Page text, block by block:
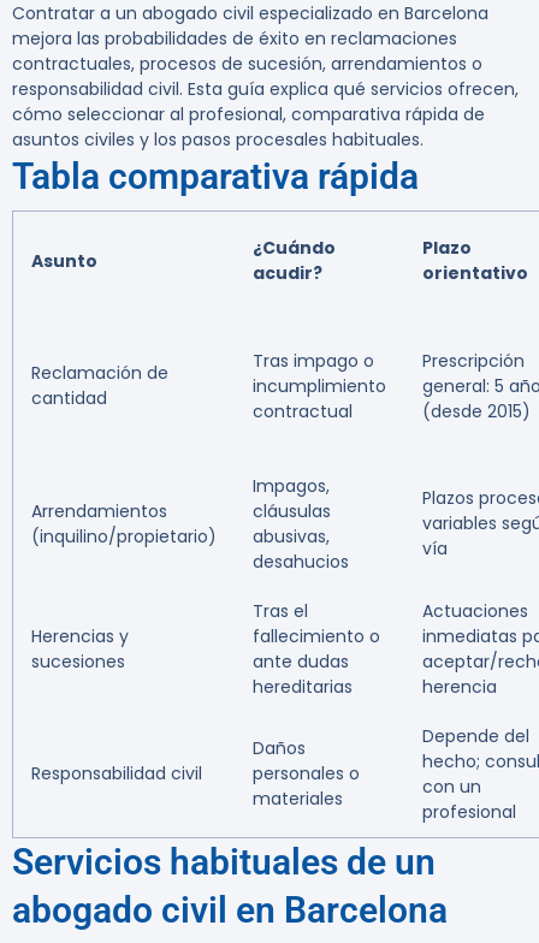
Contratar a un abogado civil especializado en Barcelona
mejora las probabilidades de éxito en reclamaciones
contractuales, procesos de sucesión, arrendamientos o
responsabilidad civil. Esta guía explica qué servicios ofrecen,
cómo seleccionar al profesional, comparativa rápida de
asuntos civiles y los pasos procesales habituales.
Tabla comparativa rápida
Asunto
¿Cuándo
acudir?
Plazo
orientativo
Reclamación de
cantidad
Tras impago o
incumplimiento
contractual
Prescripción
general: 5
(desde 2015)
Arrendamientos
(inquilino/propietario)
Impagos,
cláusulas
abusivas,
desahucios
Plazos
variables
vía
Herencias y
sucesiones
Tras el
fallecimiento o
ante dudas
hereditarias
Actuaciones
inmediatas
aceptar/
herencia
Responsabilidad civil
Daños
personales o
materiales
Depende del
hecho;
con un
profesional
Servicios habituales de un
abogado civil en Barcelona